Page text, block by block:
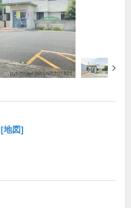
[地図]